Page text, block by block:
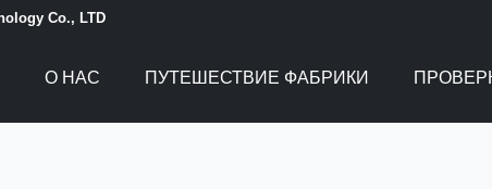
Co., LTD
О НАС ПУТЕШЕСТВИЕ ФАБРИКИ